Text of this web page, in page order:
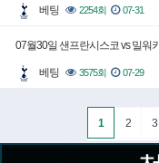
베팅 2254회 07-31
07월30일 샌프란시스코 vs 밀워
베팅 3575회 07-29
1 2 3